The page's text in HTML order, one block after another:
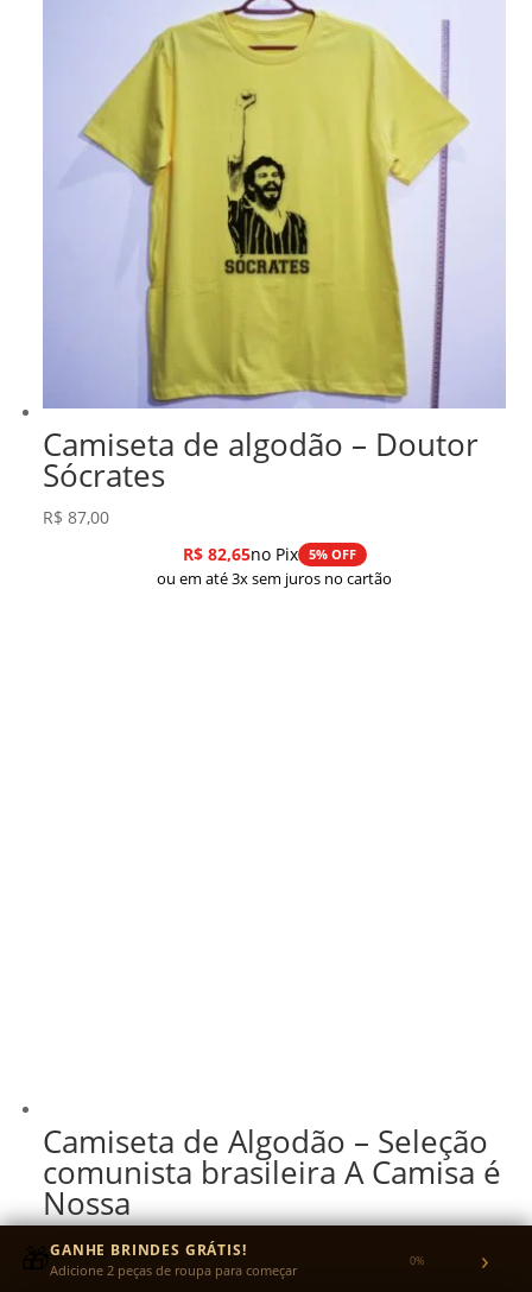
Camiseta de algodão – Doutor
Sócrates
R$ 87,00
R$82,65no Pix 5% OFF
ou em até 3x sem juros no cartão
Camiseta de Algodão – Seleção
comunista brasileira A Camisa é
Nossa
R$130,00
R$123,50no Pix
🎁GANHE BRINDES GRÁTIS!
Adicione 2 peças de roupa para começar 0% ›